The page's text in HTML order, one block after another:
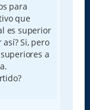
para
que
es superior
Si, pero
a